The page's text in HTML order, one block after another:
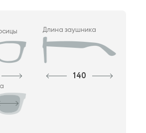
Длина заушника
140